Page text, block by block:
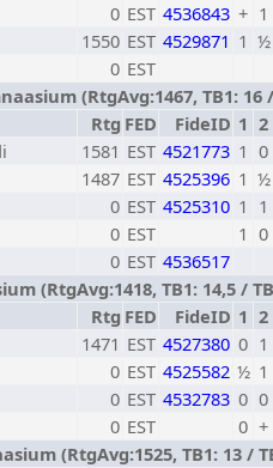
0 EST 4536843 + 1
1550 EST 4529871 1 ½
0 EST
(RtgAvg:1467, TB1: 16
Rtg FED FideID 1 2
1581 EST 4521773 1 0
1487 EST 4525396 1 ½
0 EST 4525310 1 1
0 EST 1 0
0 EST 4536517
(RtgAvg:1418, TB1: 14,5 /
Rtg FED FideID 1 2
1471 EST 4527380 0 1
0 EST 4525582 ½ 1
0 EST 4532783 0 0
0 EST 0 +
(RtgAvg:1525, TB1: 13 /